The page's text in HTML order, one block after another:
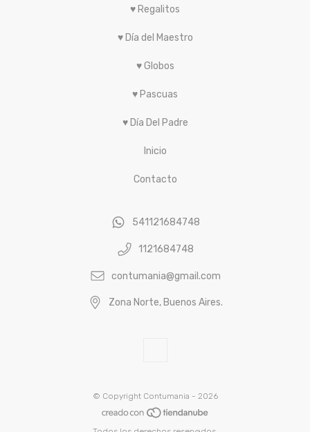
♥ Regalitos
♥ Día del Maestro
♥ Globos
♥ Pascuas
♥ Día Del Padre
Inicio
Contacto
541121684748
1121684748
contumania@gmail.com
Zona Norte, Buenos Aires.
© Copyright Contumania - 2026